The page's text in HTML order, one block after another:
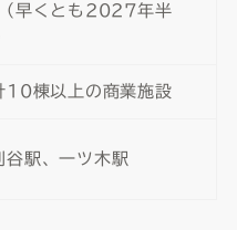
（早くとも2027年半
10棟以上の商業施設
谷駅、一ツ木駅